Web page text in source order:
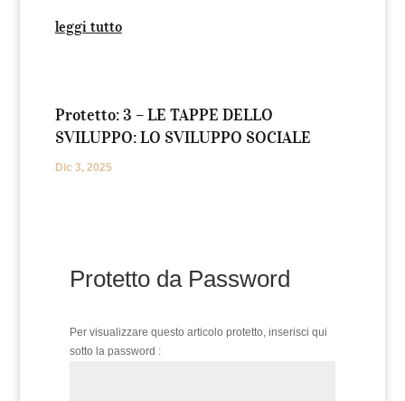
leggi tutto
Protetto: 3 – LE TAPPE DELLO
SVILUPPO: LO SVILUPPO SOCIALE
Dic 3, 2025
Protetto da Password
Per visualizzare questo articolo protetto, inserisci qui
sotto la password :